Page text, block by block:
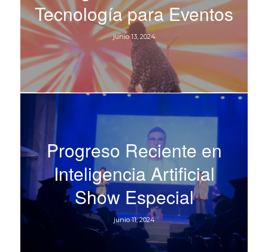
Tecnología para Eventos
junio 13, 2024
Progreso Reciente en
Inteligencia Artificial
Show Especial
junio 11, 2024